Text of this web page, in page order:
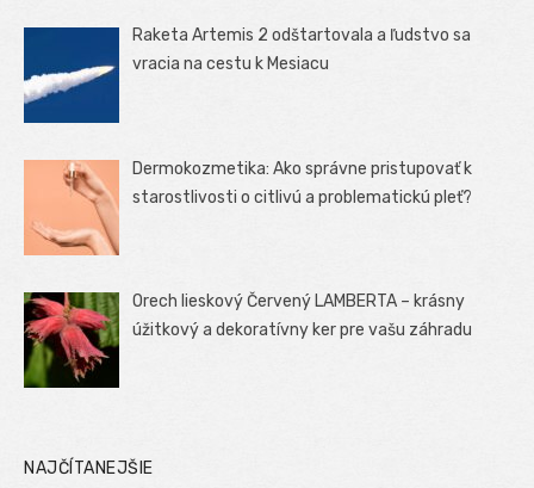
Raketa Artemis 2 odštartovala a ľudstvo sa
vracia na cestu k Mesiacu
Dermokozmetika: Ako správne pristupovať k
starostlivosti o citlivú a problematickú pleť?
Orech lieskový Červený LAMBERTA – krásny
úžitkový a dekoratívny ker pre vašu záhradu
NAJČÍTANEJŠIE